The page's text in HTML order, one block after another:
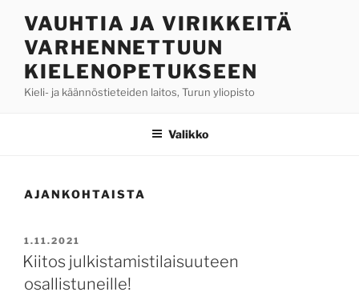
sisältöönVAUHTIA JA VIRIKKEITÄ
VARHENNETTUUN
KIELENOPETUKSEEN
Kieli- ja käännöstieteiden laitos, Turun yliopisto
Valikko
AJANKOHTAISTA
JULKAISTU
1.11.2021
Kiitos julkistamistilaisuuteen
osallistuneille!